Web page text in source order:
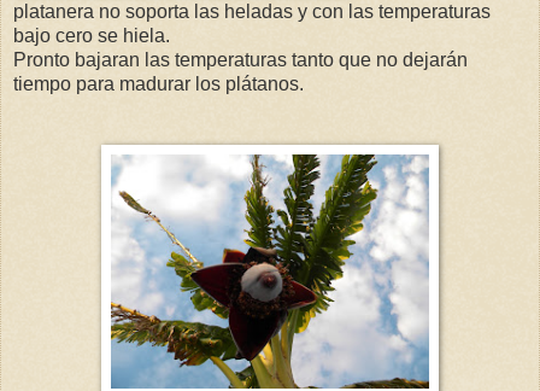
platanera no soporta las heladas y con las temperaturas
bajo cero se hiela.
Pronto bajaran las temperaturas tanto que no dejarán
tiempo para madurar los plátanos.